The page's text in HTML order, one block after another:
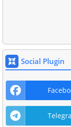
Social Plugin